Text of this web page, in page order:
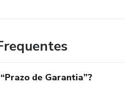
de Garantia”?